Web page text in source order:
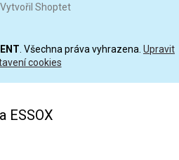
Vytvořil Shoptet
. Všechna práva vyhrazena. Upravit
cookies
ESSOX